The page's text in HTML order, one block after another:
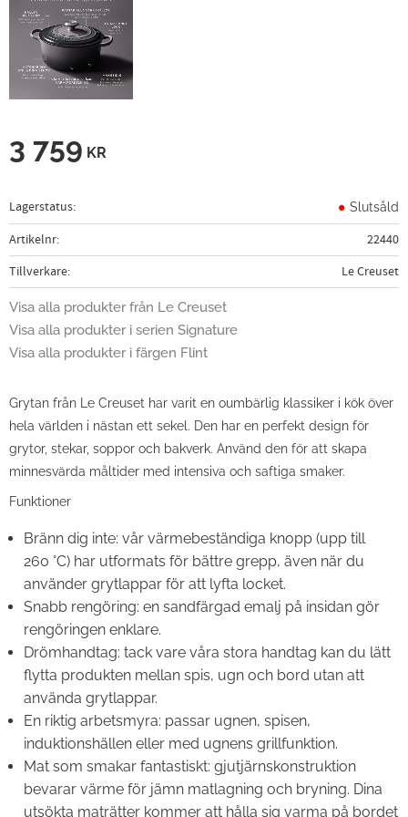
3 759 KR
Lagerstatus Slutsåld
Artikelnr
22440
Tillverkare
Le Creuset
Visa alla produkter från Le Creuset
Visa alla produkter i serien Signature
Visa alla produkter i färgen Flint
Grytan från Le Creuset har varit en oumbärlig klassiker i kök över
hela världen i nästan ett sekel. Den har en perfekt design för
grytor, stekar, soppor och bakverk. Använd den för att skapa
minnesvärda måltider med intensiva och saftiga smaker.
Funktioner
Bränn dig inte: vår värmebeständiga knopp (upp till
260 °C) har utformats för bättre grepp, även när du
använder grytlappar för att lyfta locket.
Snabb rengöring: en sandfärgad emalj på insidan gör
rengöringen enklare.
Drömhandtag: tack vare våra stora handtag kan du lätt
flytta produkten mellan spis, ugn och bord utan att
använda grytlappar.
En riktig arbetsmyra: passar ugnen, spisen,
induktionshällen eller med ugnens grillfunktion.
Mat som smakar fantastiskt: gjutjärnskonstruktion
bevarar värme för jämn matlagning och bryning. Dina
utsökta maträtter kommer att hålla sig varma på bordet